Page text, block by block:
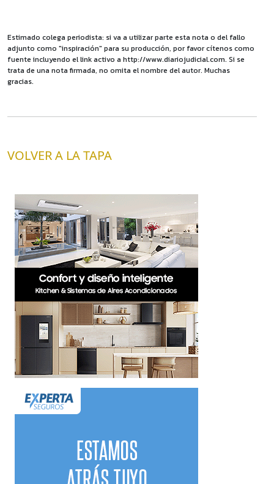
Estimado colega periodista: si va a utilizar parte esta nota o del fallo
adjunto como "inspiración" para su producción, por favor cítenos como
fuente incluyendo el link activo a http://www.diariojudicial.com. Si se
trata de una nota firmada, no omita el nombre del autor. Muchas
gracias.
VOLVER A LA TAPA